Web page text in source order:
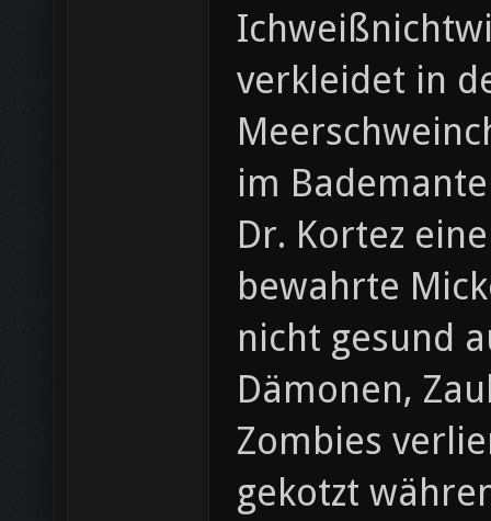
verkleidet in
im
Dr. Kortez
bewahrte
nicht gesund
Dämonen,
Zombies
gekotzt